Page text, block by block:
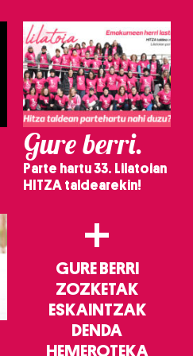
Gure berri.
Parte hartu 33. Lilatoian
HITZA taldearekin!
+
GURE BERRI
ZOZKETAK
ESKAINTZAK
DENDA
HEMEROTEKA